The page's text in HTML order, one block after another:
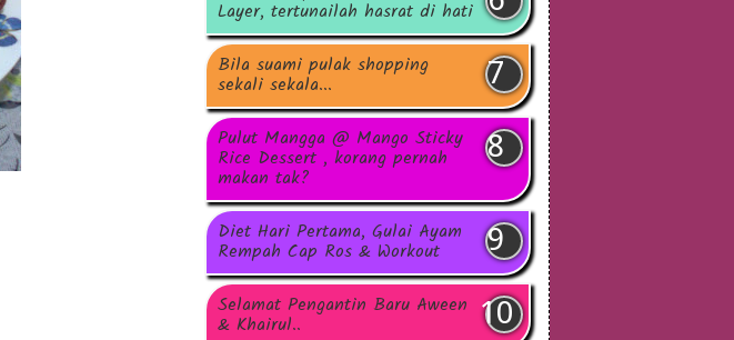
Layer, tertunailah hasrat di hati
Bila suami pulak shopping
sekali sekala...
Pulut Mangga @ Mango Sticky
Rice Dessert , korang pernah
makan tak?
Diet Hari Pertama, Gulai Ayam
Rempah Cap Ros & Workout
Selamat Pengantin Baru Aween
& Khairul..